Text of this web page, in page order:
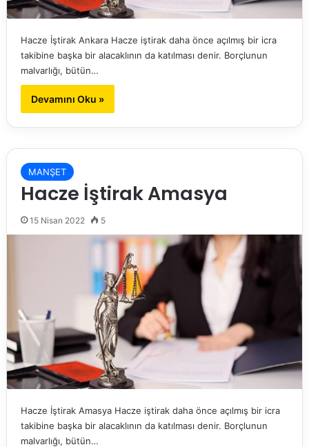
Hacze İştirak Ankara Hacze iştirak daha önce açılmış bir icra
takibine başka bir alacaklının da katılması denir. Borçlunun
malvarlığı, bütün…
Devamını Oku »
MANŞET
Hacze İştirak Amasya
15 Nisan 2022 5
Hacze İştirak Amasya Hacze iştirak daha önce açılmış bir icra
takibine başka bir alacaklının da katılması denir. Borçlunun
malvarlığı, bütün…